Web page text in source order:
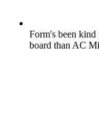
Form's been
board than AC